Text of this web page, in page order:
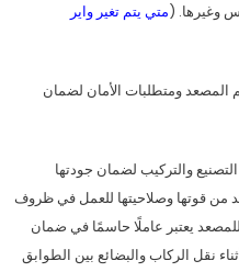
وغيرها. (متي يتم تغير واير
المصعد ومتطلبات الأمان لضمان
والتركيب لضمان جودتها
من قوتها وصلاحيتها للعمل في ظروف
يعتبر عاملًا حاسمًا في ضمان
نقل الركاب والبضائع بين الطوابق